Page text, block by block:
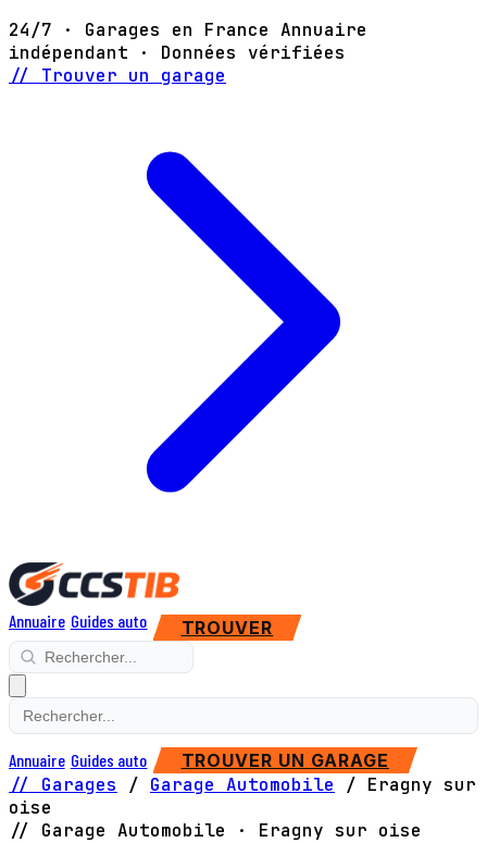
24/7 · Garages en France Annuaire
indépendant · Données vérifiées
// Trouver un garage
Annuaire Guides auto TROUVER
Annuaire Guides auto TROUVER UN GARAGE
// Garages / Garage Automobile / Eragny sur
oise
// Garage Automobile · Eragny sur oise